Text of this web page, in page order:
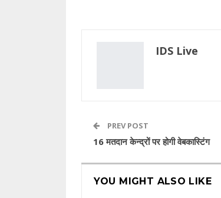
IDS Live
PREV POST
16 मतदान केन्द्रों पर होगी वेबकास्टिंग
YOU MIGHT ALSO LIKE